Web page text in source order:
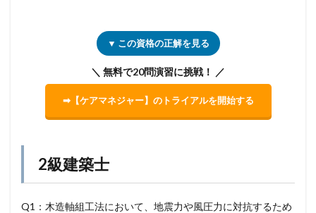
▼ この資格の正解を見る
＼ 無料で20問演習に挑戦！ ／
➡【ケアマネジャー】のトライアルを開始する
2級建築士
Q1：木造軸組工法において、地震力や風圧力に対抗するため